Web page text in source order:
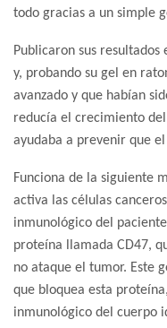
todo gracias a un simple
Publicaron sus resultados
y, probando su gel en
avanzado y que habían
reducía el crecimiento
ayudaba a prevenir que
Funciona de la siguiente
activa las células
inmunológico del
proteína llamada CD47,
no ataque el tumor. Este
que bloquea esta
inmunológico del cuerpo